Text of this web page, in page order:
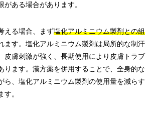
がある場合があります。
える場合、まず塩化アルミニウム製剤との組
ます。塩化アルミニウム製剤は局所的な制汗
皮膚刺激が強く、長期使用により皮膚トラブ
ります。漢方薬を併用することで、全身的な
ら、塩化アルミニウム製剤の使用量を減らす
。